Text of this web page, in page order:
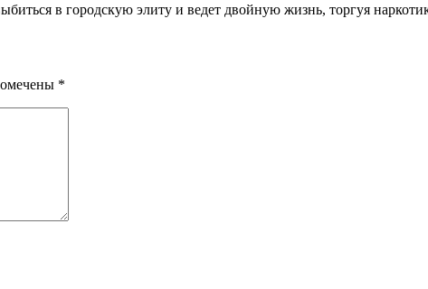
в городскую элиту и ведет двойную жизнь, торгуя
*